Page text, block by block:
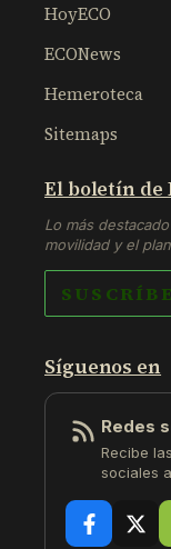
HoyECO
ECONews
Hemeroteca
Sitemaps
El boletín de
Lo más
movilidad y el
Síguenos en
Redes
Recibe
sociales